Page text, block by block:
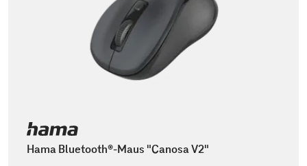
Hama Bluetooth®-Maus "Canosa V2"